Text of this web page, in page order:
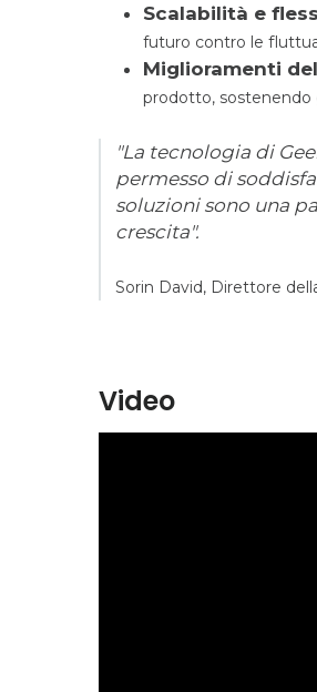
Scalabilità e
futuro contro le
Miglioramenti
prodotto, sostenendo
"La tecnologia di
permesso di
soluzioni sono una
crescita".
Sorin David, Direttore
Video